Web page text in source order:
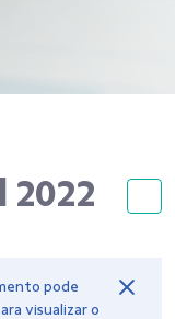
2022
pode
visualizar o